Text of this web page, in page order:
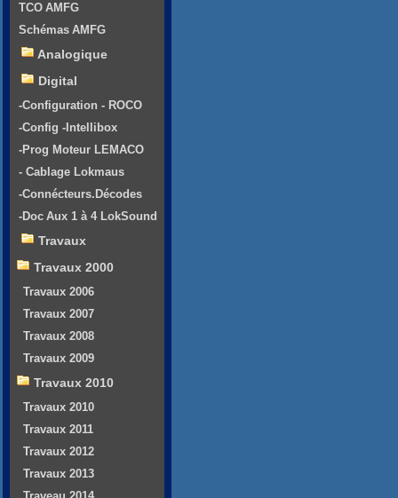
TCO AMFG
Schémas AMFG
Analogique
Digital
-Configuration - ROCO
-Config -Intellibox
-Prog Moteur LEMACO
- Cablage Lokmaus
-Connécteurs.Décodes
-Doc Aux 1 à 4 LokSound
Travaux
Travaux 2000
Travaux 2006
Travaux 2007
Travaux 2008
Travaux 2009
Travaux 2010
Travaux 2010
Travaux 2011
Travaux 2012
Travaux 2013